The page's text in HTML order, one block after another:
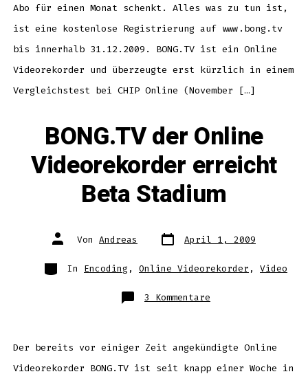
Abo für einen Monat schenkt. Alles was zu tun ist,
ist eine kostenlose Registrierung auf www.bong.tv
bis innerhalb 31.12.2009. BONG.TV ist ein Online
Videorekorder und überzeugte erst kürzlich in einem
Vergleichstest bei CHIP Online (November […]
BONG.TV der Online
Videorekorder erreicht
Beta Stadium
Autor
des Von Andreas Datum
des
April 1, 2009
Kategorien
In Encoding , Online Videorekorder , Video
3 Kommentare
BONG.TV
Beta
Stadium
Der bereits vor einiger Zeit angekündigte Online
Videorekorder BONG.TV ist seit knapp einer Woche in